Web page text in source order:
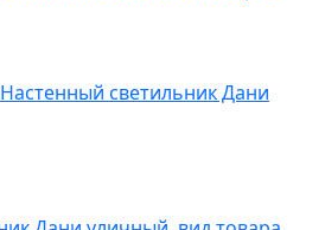
Настенный светильник Дани